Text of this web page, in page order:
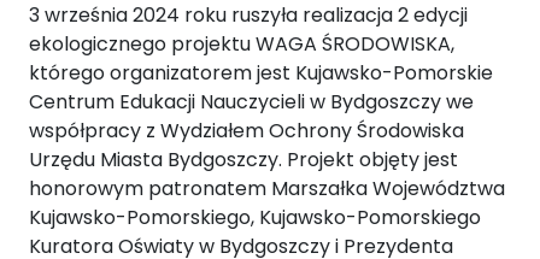
3 września 2024 roku ruszyła realizacja 2 edycji
ekologicznego projektu WAGA ŚRODOWISKA,
którego organizatorem jest Kujawsko-Pomorskie
Centrum Edukacji Nauczycieli w Bydgoszczy we
współpracy z Wydziałem Ochrony Środowiska
Urzędu Miasta Bydgoszczy. Projekt objęty jest
honorowym patronatem Marszałka Województwa
Kujawsko-Pomorskiego, Kujawsko-Pomorskiego
Kuratora Oświaty w Bydgoszczy i Prezydenta